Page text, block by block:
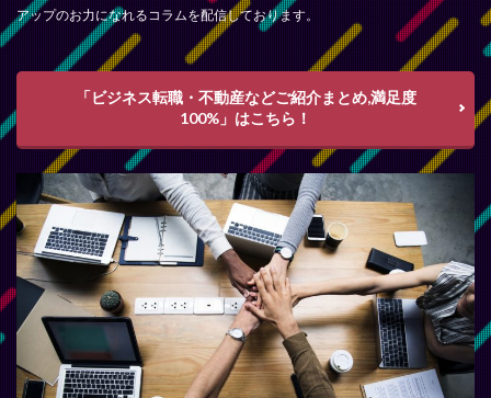
アップのお力になれるコラムを配信しております。
「ビジネス転職・不動産などご紹介まとめ,満足度
100%」はこちら！